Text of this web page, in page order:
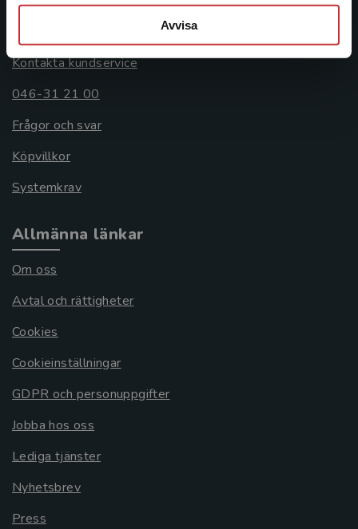
Avvisa
Kontakta kundservice
046-31 21 00
Frågor och svar
Köpvillkor
Systemkrav
Allmänna länkar
Om oss
Avtal och rättigheter
Cookies
Cookieinställningar
GDPR och personuppgifter
Jobba hos oss
Lediga tjänster
Nyhetsbrev
Press